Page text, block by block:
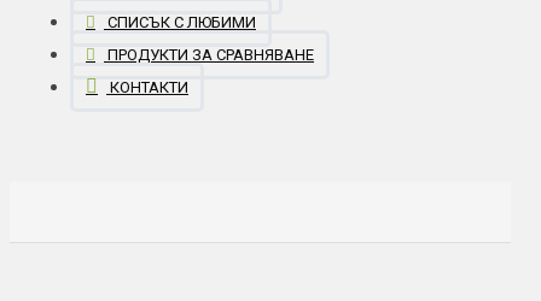
СПИСЪК С ЛЮБИМИ
ПРОДУКТИ ЗА СРАВНЯВАНЕ
КОНТАКТИ